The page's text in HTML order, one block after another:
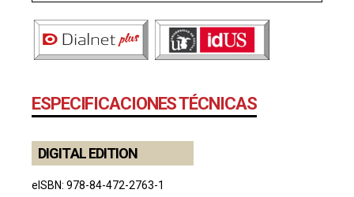
ESPECIFICACIONES TÉCNICAS
DIGITAL EDITION
eISBN: 978-84-472-2763-1